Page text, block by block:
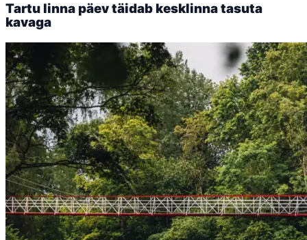
Tartu linna päev täidab kesklinna tasuta
kavaga